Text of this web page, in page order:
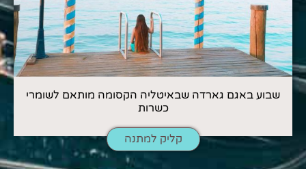
שבוע באגם גארדה שבאיטליה הקסומה מותאם לשומרי
כשרות
קליק למתנה